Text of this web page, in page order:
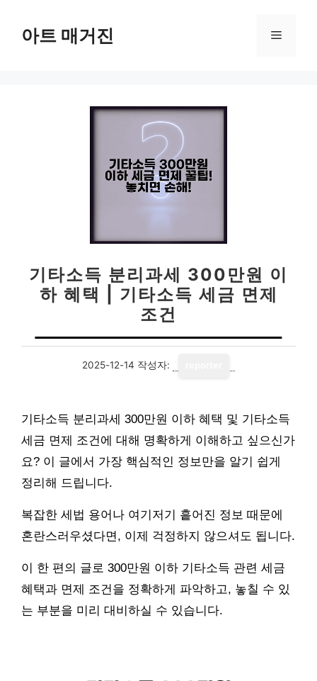
아트 매거진 메
기타소득 분리과세 300만원 이
하 혜택 | 기타소득 세금 면제
조건
2025-12-14 작성자:
기타소득 분리과세 300만원 이하 혜택 및 기타소득
세금 면제 조건에 대해 명확하게 이해하고 싶으신가
요? 이 글에서 가장 핵심적인 정보만을 알기 쉽게
정리해 드립니다.
복잡한 세법 용어나 여기저기 흩어진 정보 때문에
혼란스러우셨다면, 이제 걱정하지 않으셔도 됩니다.
이 한 편의 글로 300만원 이하 기타소득 관련 세금
혜택과 면제 조건을 정확하게 파악하고, 놓칠 수 있
는 부분을 미리 대비하실 수 있습니다.